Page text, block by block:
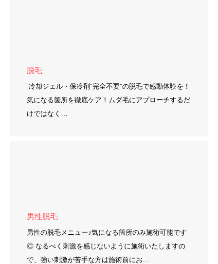
脱毛
冷却ジェル・保冷剤”完全不要”の脱毛で感動体験を！
気になる箇所を徹底ケア！ムダ毛にアプローチするだ
けではなく…
男性脱毛
男性の脱毛メニュー♪気になる箇所のみ施術可能です
◎ なるべく刺激を感じないように施術いたしますの
で、強い刺激が苦手な方は施術前にお…